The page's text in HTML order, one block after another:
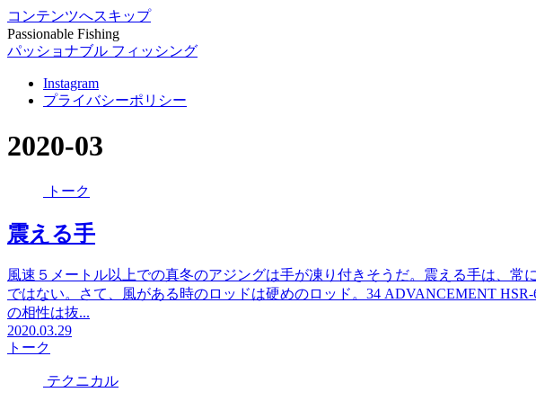
コンテンツへスキップ
Passionable Fishing
パッショナブル フィッシング
Instagram
プライバシーポリシー
2020-03
トーク
震える手
風速５メートル以上での真冬のアジングは手が凍り付きそうだ。震える手は、常
ではない。さて、風がある時のロッドは硬めのロッド。34 ADVANCEMENT
の相性は抜...
2020.03.29
トーク
テクニカル